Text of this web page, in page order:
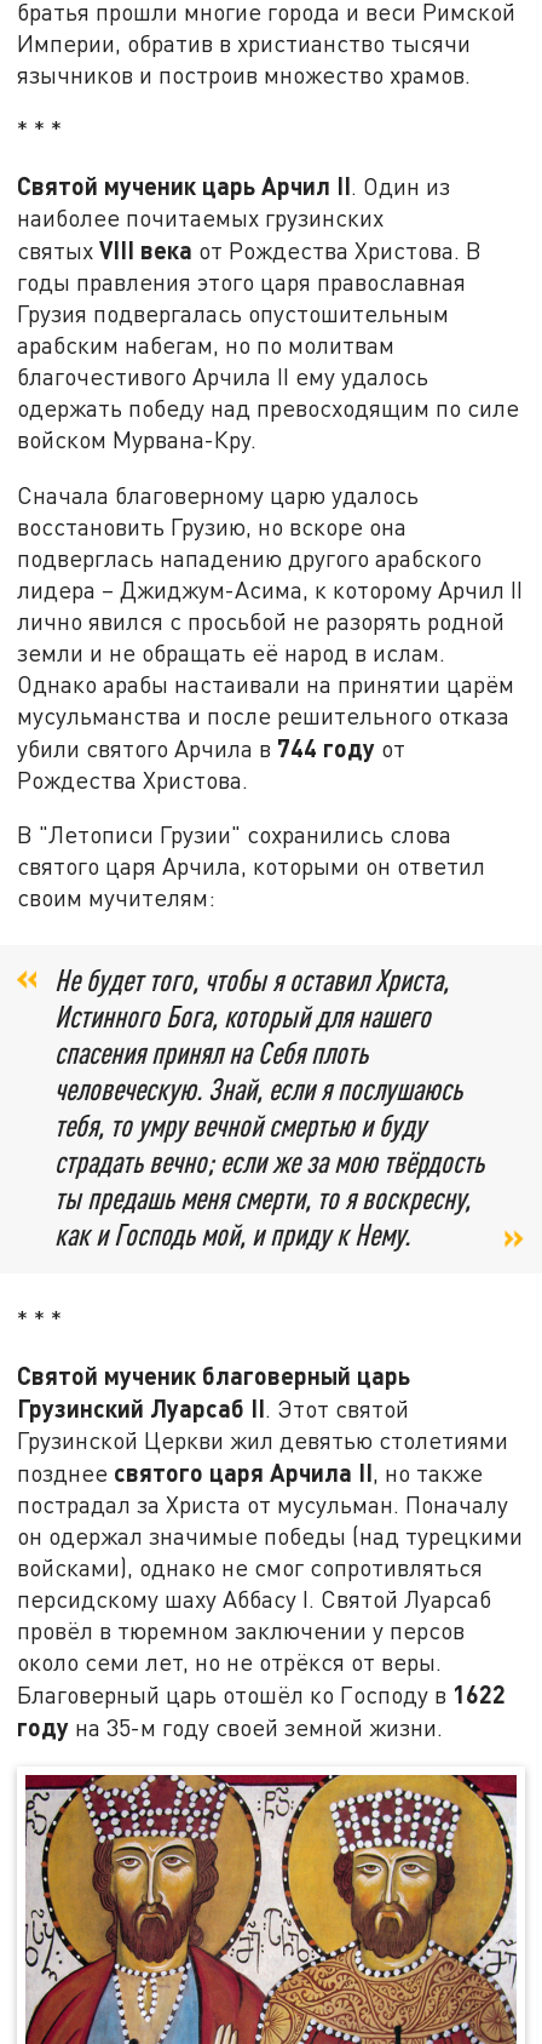
братья прошли многие города и веси Римской
Империи, обратив в христианство тысячи
язычников и построив множество храмов.
* * *
Святой мученик царь Арчил II. Один из
наиболее почитаемых грузинских
святыхVIII века от Рождества Христова. В
годы правления этого царя православная
Грузия подвергалась опустошительным
арабским набегам, но по молитвам
благочестивого Арчила II ему удалось
одержать победу над превосходящим по силе
войском Мурвана-Кру.
Сначала благоверному царю удалось
восстановить Грузию, но вскоре она
подверглась нападению другого арабского
лидера – Джиджум-Асима, к которому Арчил II
лично явился с просьбой не разорять родной
земли и не обращать её народ в ислам.
Однако арабы настаивали на принятии царём
мусульманства и после решительного отказа
убили святого Арчила в 744 году от
Рождества Христова.
В "Летописи Грузии" сохранились слова
святого царя Арчила, которыми он ответил
своим мучителям:
Не будет того, чтобы я оставил Христа,
Истинного Бога, который для нашего
спасения принял на Себя плоть
человеческую. Знай, если я послушаюсь
тебя, то умру вечной смертью и буду
страдать вечно; если же за мою твёрдость
ты предашь меня смерти, то я воскресну,
как и Господь мой, и приду к Нему.
* * *
Святой мученик благоверный царь
Грузинский Луарсаб II. Этот святой
Грузинской Церкви жил девятью столетиями
позднее святого царя Арчила II, но также
пострадал за Христа от мусульман. Поначалу
он одержал значимые победы (над турецкими
войсками), однако не смог сопротивляться
персидскому шаху Аббасу I. Святой Луарсаб
провёл в тюремном заключении у персов
около семи лет, но не отрёкся от веры.
Благоверный царь отошёл ко Господу в 1622
году на 35-м году своей земной жизни.